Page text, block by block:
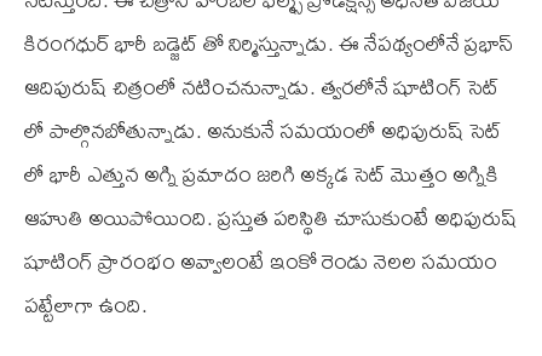
కిరంగధుర్ భారీ బడ్జెట్ తో నిర్మిస్తున్నాడు. ఈ నేపథ్యంలోనే ప్రభాస్
ఆదిపురుష్ చిత్రంలో నటించనున్నాడు. త్వరలోనే షూటింగ్ సెట్
లో పాల్గొనబోతున్నాడు. అనుకునే సమయంలో అధిపురుష్ సెట్
లో భారీ ఎత్తున అగ్ని ప్రమాదం జరిగి అక్కడ సెట్ మొత్తం అగ్నికి
ఆహుతి అయిపోయింది. ప్రస్తుత పరిస్థితి చూసుకుంటే అధిపురుష్
షూటింగ్ ప్రారంభం అవ్వాలంటే ఇంకో రెండు నెలల సమయం
పట్టేలాగా ఉంది.